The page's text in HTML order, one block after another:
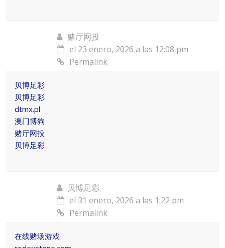
赌厅网投
el 23 enero, 2026 a las 12:08 pm
Permalink
贝博足彩
贝博足彩
dtmx.pl
澳门博狗
赌厅网投
贝博足彩
贝博足彩
el 31 enero, 2026 a las 1:22 pm
Permalink
在线赌场游戏